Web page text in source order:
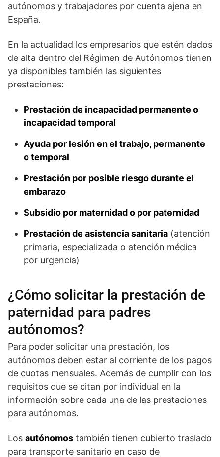
autónomos y trabajadores por cuenta ajena en
España.
En la actualidad los empresarios que estén dados
de alta dentro del Régimen de Autónomos tienen
ya disponibles también las siguientes
prestaciones:
Prestación de incapacidad permanente o
incapacidad temporal
Ayuda por lesión en el trabajo, permanente
o temporal
Prestación por posible riesgo durante el
embarazo
Subsidio por maternidad o por paternidad
Prestación de asistencia sanitaria (atención
primaria, especializada o atención médica
por urgencia)
¿Cómo solicitar la prestación de
paternidad para padres
autónomos?
Para poder solicitar una prestación, los
autónomos deben estar al corriente de los pagos
de cuotas mensuales. Además de cumplir con los
requisitos que se citan por individual en la
información sobre cada una de las prestaciones
para autónomos.
Los autónomos también tienen cubierto traslado
para transporte sanitario en caso de